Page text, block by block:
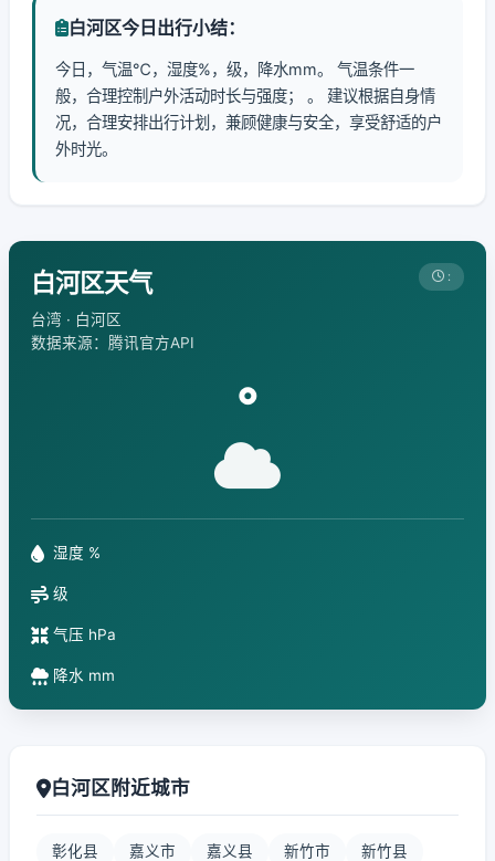
白河区今日出行小结：
今日，气温℃，湿度%，级，降水mm。 气温条件一
般，合理控制户外活动时长与强度； 。 建议根据自身情
况，合理安排出行计划，兼顾健康与安全，享受舒适的户
外时光。
白河区天气
台湾 · 白河区
数据来源：腾讯官方API
:
°
湿度 %
级
气压 hPa
降水 mm
白河区附近城市
彰化县 嘉义市 嘉义县 新竹市 新竹县